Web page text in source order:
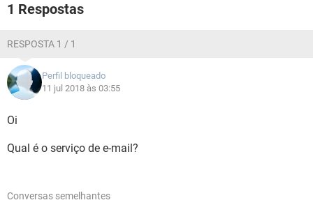
1 Respostas
RESPOSTA 1 / 1
Perfil bloqueado
11 jul 2018 às 03:55
Oi
Qual é o serviço de e-mail?
Conversas semelhantes